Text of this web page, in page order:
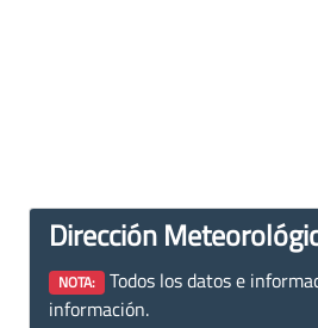
Dirección
NOTA: Todos los datos e
información.